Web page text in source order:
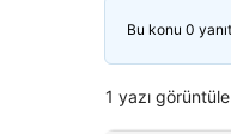
Bu konu 0
1 yazı